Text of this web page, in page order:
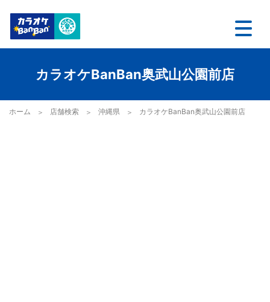
カラオケBanBan奥武山公園前店
ホーム 店舗検索 沖縄県 カラオケBanBan奥武山公園前店